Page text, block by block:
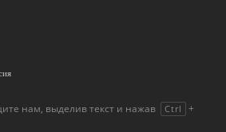
нам, выделив текст и нажав Ctrl +